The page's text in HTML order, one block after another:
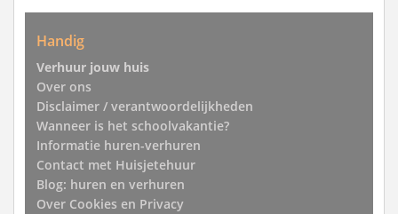
Handig
Verhuur jouw huis
Over ons
Disclaimer / verantwoordelijkheden
Wanneer is het schoolvakantie?
Informatie huren-verhuren
Contact met Huisjetehuur
Blog: huren en verhuren
Over Cookies en Privacy